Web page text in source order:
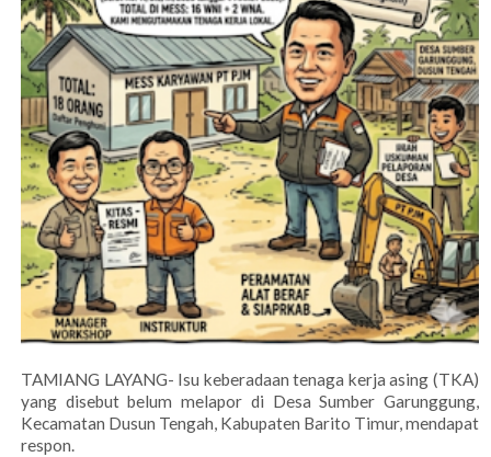
TAMIANG LAYANG- Isu keberadaan tenaga kerja asing (TKA)
yang disebut belum melapor di Desa Sumber Garunggung,
Kecamatan Dusun Tengah, Kabupaten Barito Timur, mendapat
respon.